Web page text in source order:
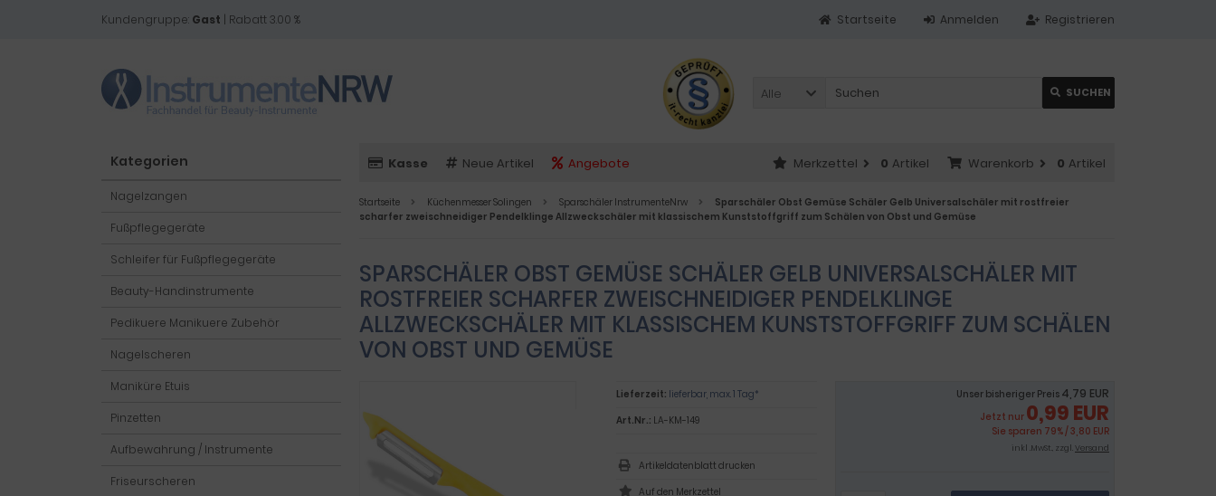
Kundengruppe: Gast | Rabatt 3.00 % Registrieren
Anmelden
Startseite
Alle SUCHEN
Kasse Neue Artikel Angebote Warenkorb 0 Artikel
Merkzettel 0 Artikel
Startseite Küchenmesser Solingen Sparschäler InstrumenteNrw
Sparschäler Obst Gemüse Schäler Gelb Universalschäler mit rostfreier
scharfer zweischneidiger Pendelklinge Allzweckschäler mit klassischem Kunststoffgriff zum Schälen von Obst und Gemüse
SPARSCHÄLER OBST GEMÜSE SCHÄLER GELB UNIVERSALSCHÄLER MIT
ROSTFREIER SCHARFER ZWEISCHNEIDIGER PENDELKLINGE
ALLZWECKSCHÄLER MIT KLASSISCHEM KUNSTSTOFFGRIFF ZUM SCHÄLEN
VON OBST UND GEMÜSE
Unser bisheriger Preis 4,79 EUR
Jetzt nur 0,99 EUR
Sie sparen 79% / 3,80 EUR
inkl .MwSt., zzgl.Versand
Lieferzeit: lieferbar, max. 1 Tag*
Art.Nr.: LA-KM-149
Artikeldatenblatt drucken
Kategorien
Nagelzangen
Fußpflegegeräte
Schleifer für Fußpflegegeräte
Beauty-Handinstrumente
Pedikuere Manikuere Zubehör
Nagelscheren
Maniküre Etuis
Pinzetten
Aufbewahrung / Instrumente
Friseurscheren